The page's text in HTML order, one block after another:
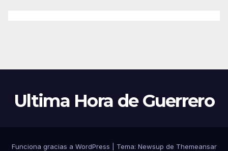
Ultima Hora de Guerrero
Funciona gracias a WordPress Tema: Newsup de Themeansar